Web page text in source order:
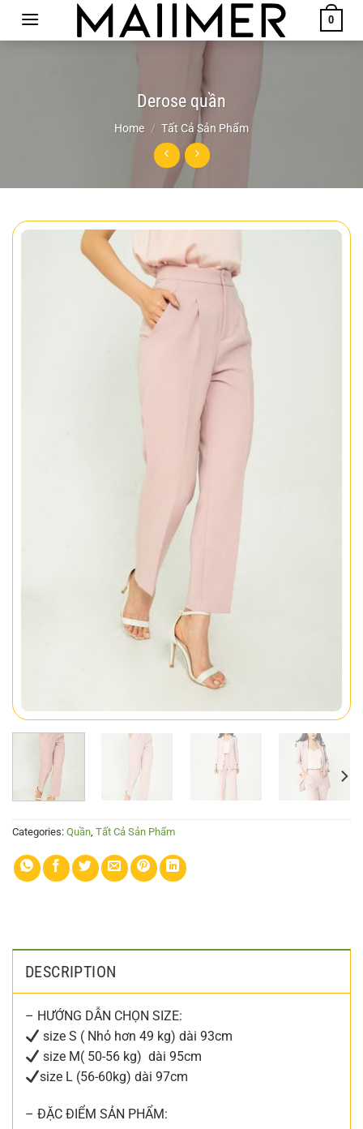
0
Derose quần
Home / Tất Cả Sản Phẩm
Categories: Quần, Tất Cả Sản Phẩm
DESCRIPTION
– HƯỚNG DẪN CHỌN SIZE:
size S ( Nhỏ hơn 49 kg) dài 93cm
size M( 50-56 kg) dài 95cm
size L (56-60kg) dài 97cm
– ĐẶC ĐIỂM SẢN PHẨM: